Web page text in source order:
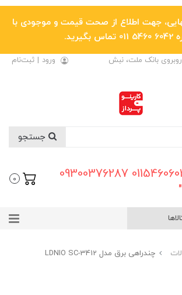
جهت اطلاع از صحت قیمت و موجودی با
بگیرید.
روبروی بانک ملت، نبش
ورود | ثبت‌نام
09111961461 - 01154606042 09300376287
0
چندراهی برق مدل LDNIO SC-3412